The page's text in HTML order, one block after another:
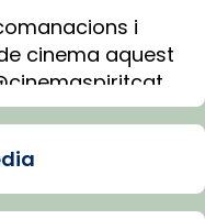
i
cinema aquest